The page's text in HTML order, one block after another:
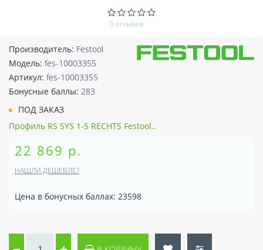
0 отзывов
Производитель: Festool
Модель: fes-10003355
Артикул: fes-10003355
Бонусные баллы: 283
ПОД ЗАКАЗ
Профиль RS SYS 1-5 RECHTS Festool..
22 869 р.
НАШЛИ ДЕШЕВЛЕ?
Цена в бонусных баллах: 23598